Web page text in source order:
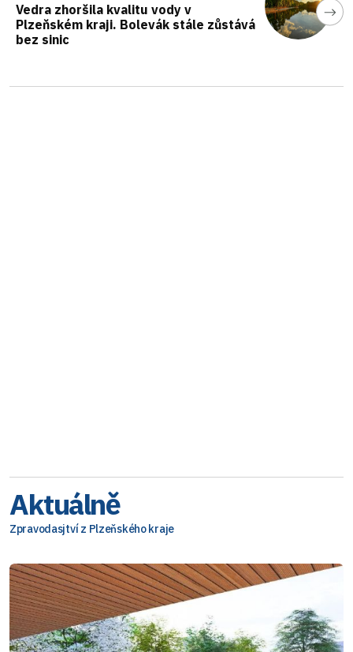
Vedra zhoršila kvalitu vody v
Plzeňském kraji. Bolevák stále zůstává
bez sinic
Aktuálně
Zpravodasjtví z Plzeňského kraje